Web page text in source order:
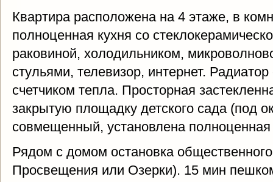
Квартира расположена на 4 этаже, в
полноценная кухня со
раковиной, холодильником,
стульями, телевизор, интернет.
счетчиком тепла. Просторная
закрытую площадку детского сада (под
совмещенный, установлена
Рядом с домом остановка
Просвещения или Озерки). 15 мин